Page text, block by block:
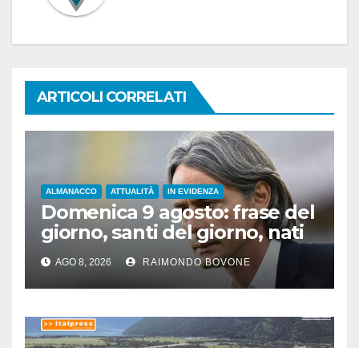
ARTICOLI CORRELATI
ALMANACCO ATTUALITÀ IN EVIDENZA
Domenica 9 agosto: frase del
giorno, santi del giorno, nati
famosi, accadde oggi
AGO 8, 2026 RAIMONDO BOVONE